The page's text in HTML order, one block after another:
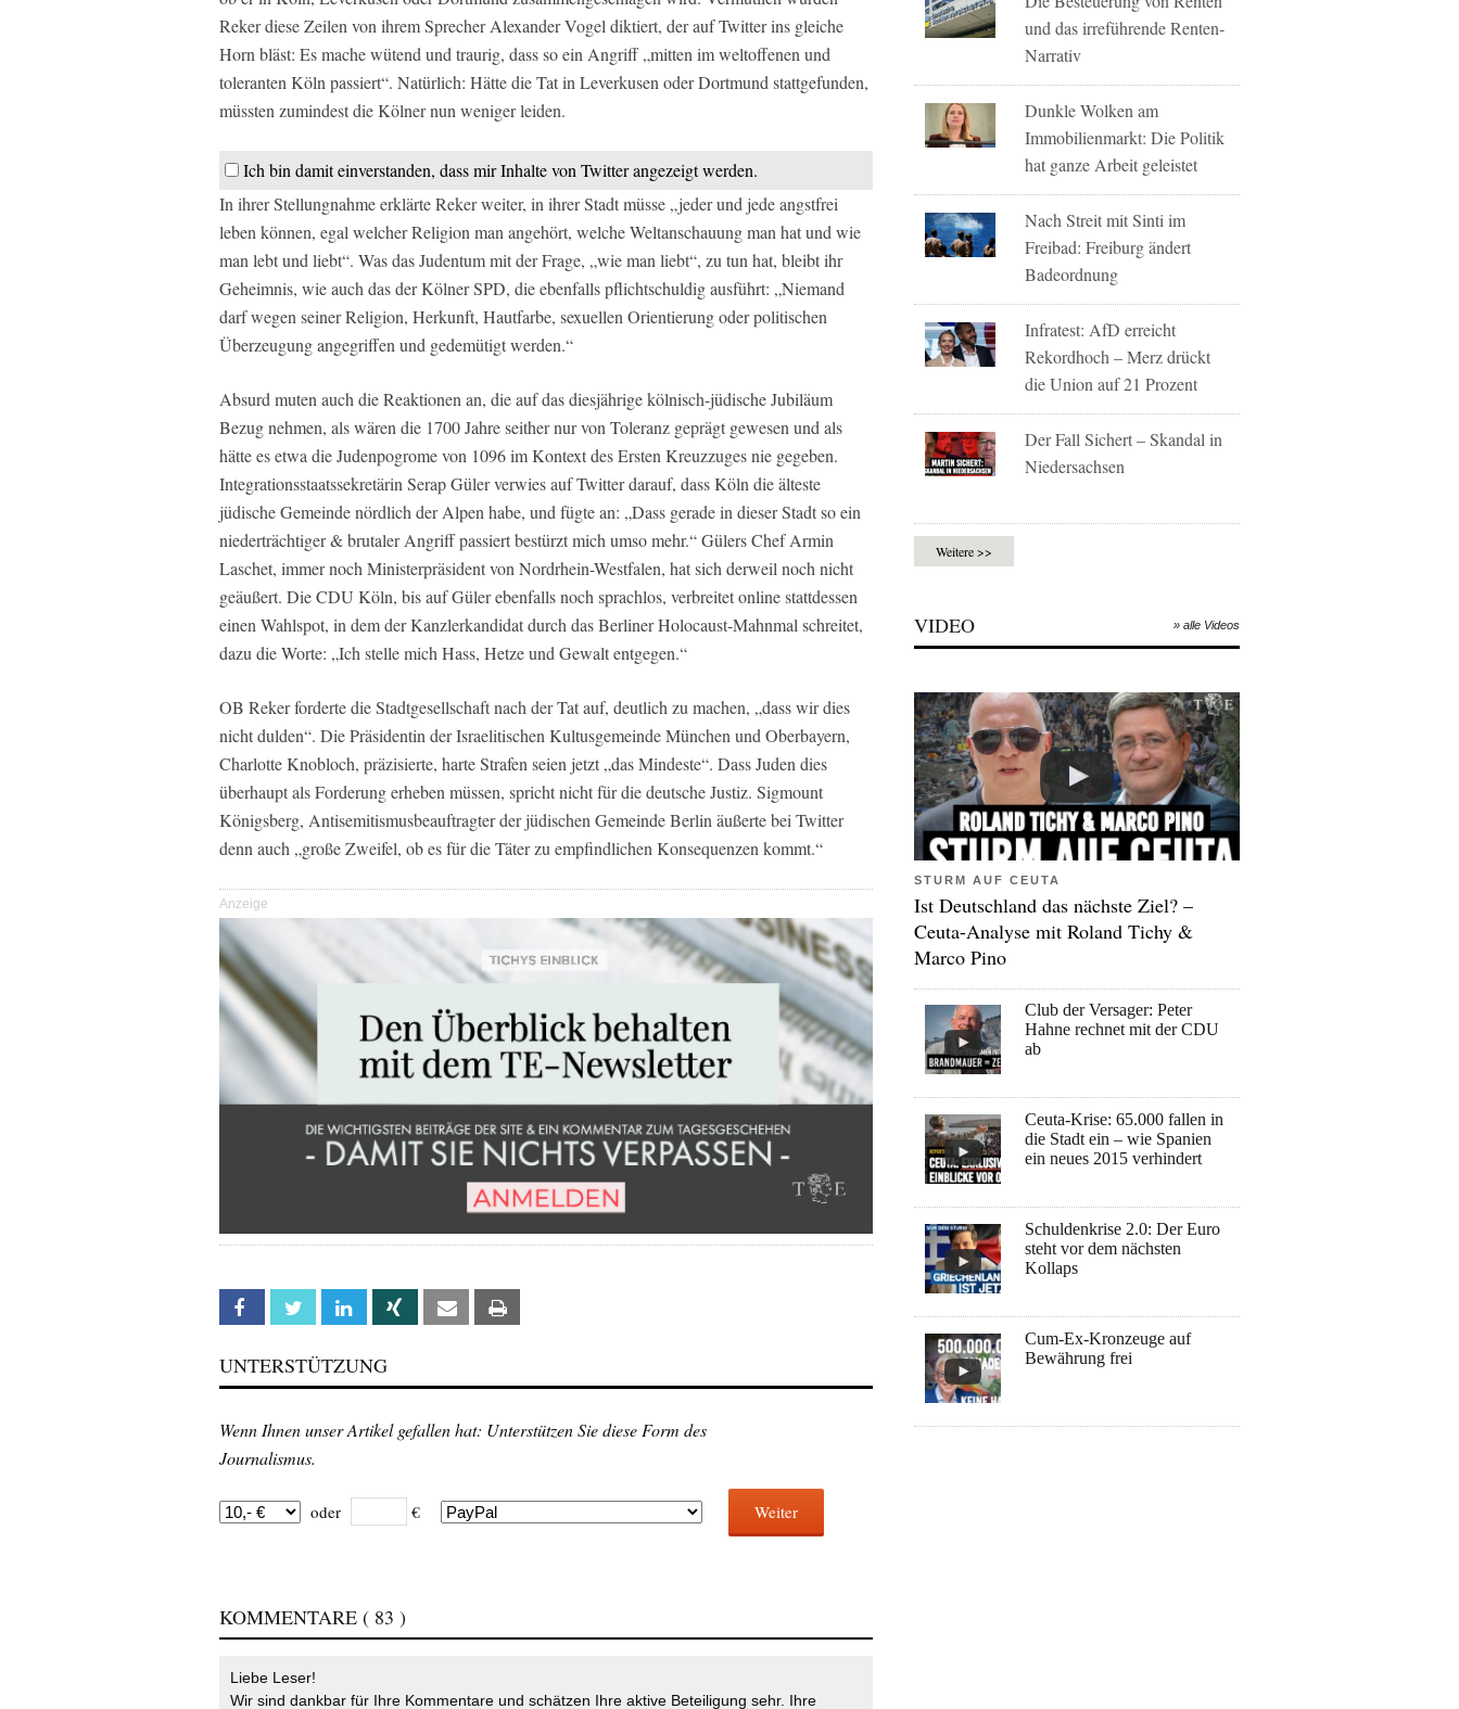
Reker diese Zeilen von ihrem Sprecher Alexander Vogel diktiert, der auf Twitter ins gleiche
Horn bläst: Es mache wütend und traurig, dass so ein Angriff „mitten im weltoffenen und
toleranten Köln passiert“. Natürlich: Hätte die Tat in Leverkusen oder Dortmund stattgefunden,
müssten zumindest die Kölner nun weniger leiden.
Ich bin damit einverstanden, dass mir Inhalte von Twitter angezeigt werden.
In ihrer Stellungnahme erklärte Reker weiter, in ihrer Stadt müsse „jeder und jede angstfrei
leben können, egal welcher Religion man angehört, welche Weltanschauung man hat und wie
man lebt und liebt“. Was das Judentum mit der Frage, „wie man liebt“, zu tun hat, bleibt ihr
Geheimnis, wie auch das der Kölner SPD, die ebenfalls pflichtschuldig ausführt: „Niemand
darf wegen seiner Religion, Herkunft, Hautfarbe, sexuellen Orientierung oder politischen
Überzeugung angegriffen und gedemütigt werden.“
Absurd muten auch die Reaktionen an, die auf das diesjährige kölnisch-jüdische Jubiläum
Bezug nehmen, als wären die 1700 Jahre seither nur von Toleranz geprägt gewesen und als
hätte es etwa die Judenpogrome von 1096 im Kontext des Ersten Kreuzzuges nie gegeben.
Integrationsstaatssekretärin Serap Güler verwies auf Twitter darauf, dass Köln die älteste
jüdische Gemeinde nördlich der Alpen habe, und fügte an: „Dass gerade in dieser Stadt so ein
niederträchtiger & brutaler Angriff passiert bestürzt mich umso mehr.“ Gülers Chef Armin
Laschet, immer noch Ministerpräsident von Nordrhein-Westfalen, hat sich derweil noch nicht
geäußert. Die CDU Köln, bis auf Güler ebenfalls noch sprachlos, verbreitet online stattdessen
einen Wahlspot, in dem der Kanzlerkandidat durch das Berliner Holocaust-Mahnmal schreitet,
dazu die Worte: „Ich stelle mich Hass, Hetze und Gewalt entgegen.“
OB Reker forderte die Stadtgesellschaft nach der Tat auf, deutlich zu machen, „dass wir dies
nicht dulden“. Die Präsidentin der Israelitischen Kultusgemeinde München und Oberbayern,
Charlotte Knobloch, präzisierte, harte Strafen seien jetzt „das Mindeste“. Dass Juden dies
überhaupt als Forderung erheben müssen, spricht nicht für die deutsche Justiz. Sigmount
Königsberg, Antisemitismusbeauftragter der jüdischen Gemeinde Berlin äußerte bei Twitter
denn auch „große Zweifel, ob es für die Täter zu empfindlichen Konsequenzen kommt.“
Anzeige
Facebook Twitter Linkedin Xing Email
UNTERSTÜTZUNG
Wenn Ihnen unser Artikel gefallen hat: Unterstützen Sie diese Form des
Journalismus.
oder € Weiter
KOMMENTARE ( 83 )
Liebe Leser!
Wir sind dankbar für Ihre Kommentare und schätzen Ihre aktive Beteiligung sehr. Ihre
und das irreführende Renten-
Narrativ
Dunkle Wolken am
Immobilienmarkt: Die Politik
hat ganze Arbeit geleistet
Nach Streit mit Sinti im
Freibad: Freiburg ändert
Badeordnung
Infratest: AfD erreicht
Rekordhoch – Merz drückt
die Union auf 21 Prozent
Der Fall Sichert – Skandal in
Niedersachsen
Weitere >>
VIDEO » alle Videos
STURM AUF CEUTA
Ist Deutschland das nächste Ziel? –
Ceuta-Analyse mit Roland Tichy &
Marco Pino
Club der Versager: Peter
Hahne rechnet mit der CDU
ab
Ceuta-Krise: 65.000 fallen in
die Stadt ein – wie Spanien
ein neues 2015 verhindert
Schuldenkrise 2.0: Der Euro
steht vor dem nächsten
Kollaps
Cum-Ex-Kronzeuge auf
Bewährung frei